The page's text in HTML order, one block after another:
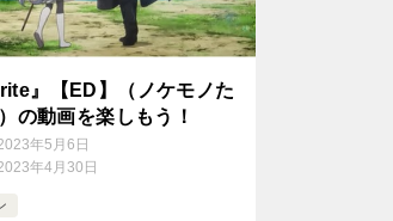
』【ED】（ノケモノた
の動画を楽しもう！
年5月6日
年4月30日